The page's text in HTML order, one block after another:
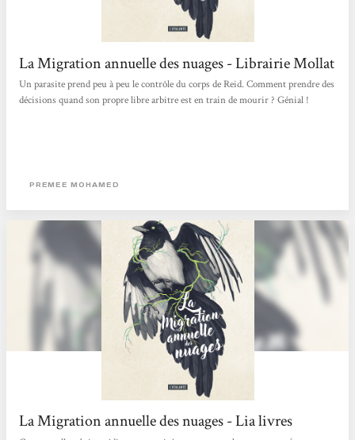
La Migration annuelle des nuages - Librairie Mollat
Un parasite prend peu à peu le contrôle du corps de Reid. Comment prendre des
décisions quand son propre libre arbitre est en train de mourir ? Génial !
PREMEE MOHAMED
La Migration annuelle des nuages - Lia livres